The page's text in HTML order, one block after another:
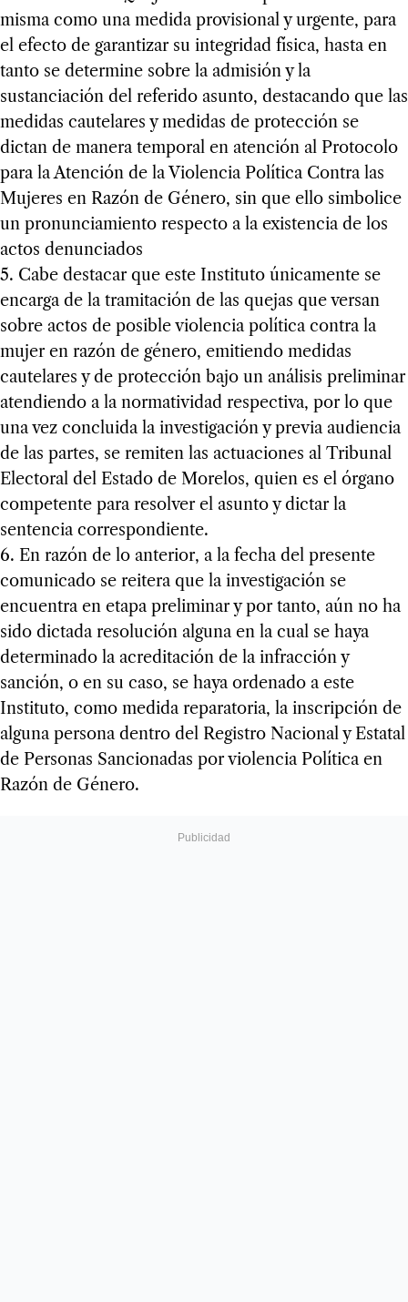
misma como una medida provisional y urgente, para
el efecto de garantizar su integridad física, hasta en
tanto se determine sobre la admisión y la
sustanciación del referido asunto, destacando que las
medidas cautelares y medidas de protección se
dictan de manera temporal en atención al Protocolo
para la Atención de la Violencia Política Contra las
Mujeres en Razón de Género, sin que ello simbolice
un pronunciamiento respecto a la existencia de los
actos denunciados
5. Cabe destacar que este Instituto únicamente se
encarga de la tramitación de las quejas que versan
sobre actos de posible violencia política contra la
mujer en razón de género, emitiendo medidas
cautelares y de protección bajo un análisis preliminar
atendiendo a la normatividad respectiva, por lo que
una vez concluida la investigación y previa audiencia
de las partes, se remiten las actuaciones al Tribunal
Electoral del Estado de Morelos, quien es el órgano
competente para resolver el asunto y dictar la
sentencia correspondiente.
6. En razón de lo anterior, a la fecha del presente
comunicado se reitera que la investigación se
encuentra en etapa preliminar y por tanto, aún no ha
sido dictada resolución alguna en la cual se haya
determinado la acreditación de la infracción y
sanción, o en su caso, se haya ordenado a este
Instituto, como medida reparatoria, la inscripción de
alguna persona dentro del Registro Nacional y Estatal
de Personas Sancionadas por violencia Política en
Razón de Género.